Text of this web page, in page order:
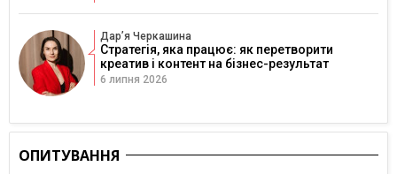
Дарʼя Черкашина
Стратегія, яка працює: як перетворити
креатив і контент на бізнес-результат
6 липня 2026
ОПИТУВАННЯ